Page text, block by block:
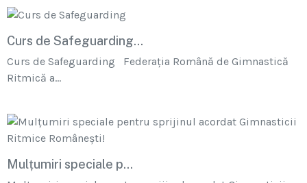
Curs de Safeguarding...
Curs de Safeguarding Federația Română de Gimnastică
Ritmică a...
Mulțumiri speciale p...